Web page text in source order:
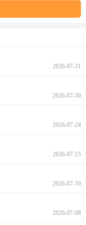
2026-07-31
2026-07-30
2026-07-24
2026-07-15
2026-07-10
2026-07-08